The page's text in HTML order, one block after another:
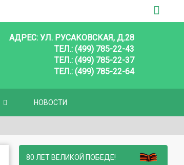
АДРЕС: УЛ. РУСАКОВСКАЯ, Д.28
ТЕЛ.: (499) 785-22-43
ТЕЛ.: (499) 785-22-37
ТЕЛ.: (499) 785-22-64
НОВОСТИ
80 ЛЕТ ВЕЛИКОЙ ПОБЕДЕ!